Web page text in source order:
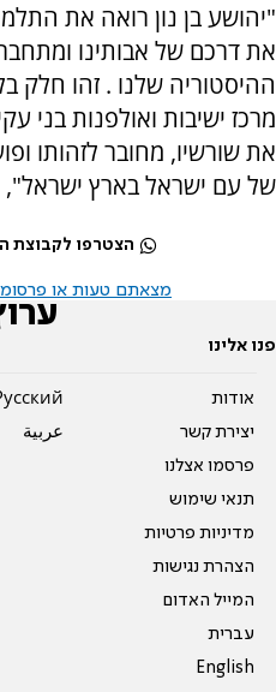
"יהושע בן נון רואה את
את דרכם של אבותינו
ההיסטוריה שלנו . זהו חלק
מרכז ישיבות ואולפנות בני
את שורשיו, מחובר לזהותו
של עם ישראל בארץ
הצטרפו לקבוצת
מצאתם טעות או
פנו אלינו
אודות
יצירת קשר
פרסמו אצלנו
תנאי שימוש
מדיניות פרטיות
הצהרת נגישות
המייל האדום
עברית
English
عربية